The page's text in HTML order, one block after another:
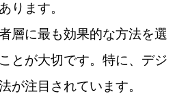
ります。
層に最も効果的な方法を選
とが大切です。特に、デジ
が注目されています。